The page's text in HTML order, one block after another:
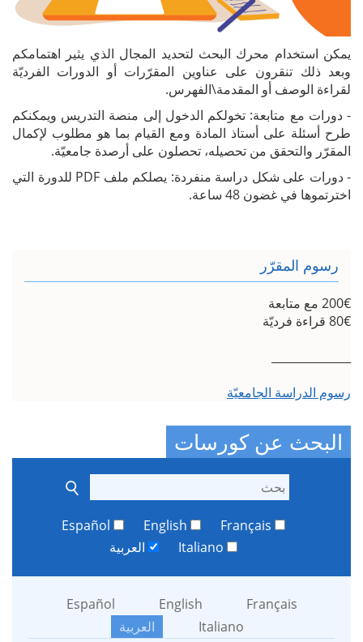
محرك البحث لتحديد المجال الذي يثير اهتمامكم
على عناوين المقرّرات أو الدورات الفرديّة
أو المقدمة\الفهرس.
تخولكم الدخول إلى منصة التدريس ويمكنكم
أستاذ المادة ومع القيام بما هو مطلوب لإكمال
من تحصيله، تحصلون على أرصدة جامعيّة.
- دورات على شكل دراسة منفردة: يصلكم ملف PDF للدورة التي
48 ساعة.
الجامعيّة
كورسات
English
Español
العربية
English
Español
العربية